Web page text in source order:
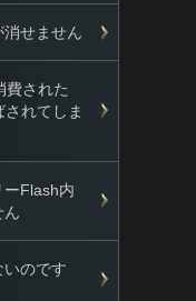
せません
費された
れてしま
ーFlash内
ん
のです